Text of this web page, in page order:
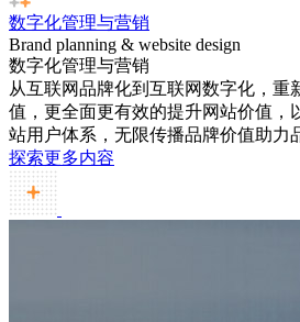
数字化管理与营销
Brand planning & website design
数字化管理与营销
从互联网品牌化到互联网数字化，重
值，更全面更有效的提升网站价值，
站用户体系，无限传播品牌价值助力
探索更多内容